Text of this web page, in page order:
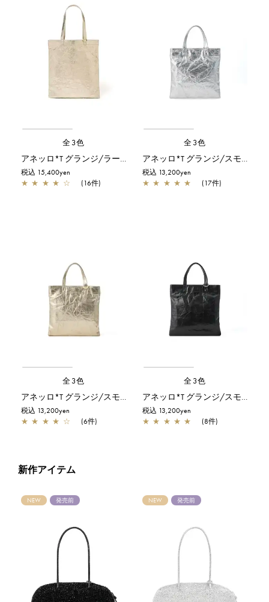
全3色
アネッロ*T グランジ/ラージ/シャンパンゴールド
税込 15,400yen
★ ★ ★ ★ ☆ (16件)
全3色
アネッロ*T グランジ/スモール/シルバー
税込 13,200yen
★ ★ ★ ★ ★ (17件)
全3色
アネッロ*T グランジ/スモール/シャンパンゴールド
税込 13,200yen
★ ★ ★ ★ ☆ (6件)
全3色
アネッロ*T グランジ/スモール/ブラック
税込 13,200yen
★ ★ ★ ★ ★ (8件)
新作アイテム
NEW 発売前 NEW 発売前